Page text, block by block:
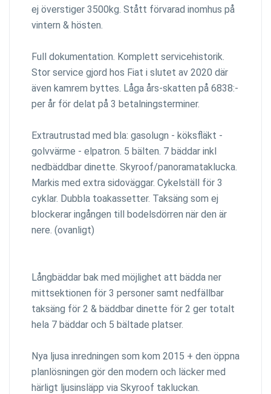
ej överstiger 3500kg. Stått förvarad inomhus på
vintern & hösten.
Full dokumentation. Komplett servicehistorik.
Stor service gjord hos Fiat i slutet av 2020 där
även kamrem byttes. Låga års-skatten på 6838:-
per år för delat på 3 betalningsterminer.
Extrautrustad med bla: gasolugn - köksfläkt -
golvvärme - elpatron. 5 bälten. 7 bäddar inkl
nedbäddbar dinette. Skyroof/panoramataklucka.
Markis med extra sidoväggar. Cykelställ för 3
cyklar. Dubbla toakassetter. Taksäng som ej
blockerar ingången till bodelsdörren när den är
nere. (ovanligt)
Långbäddar bak med möjlighet att bädda ner
mittsektionen för 3 personer samt nedfällbar
taksäng för 2 & bäddbar dinette för 2 ger totalt
hela 7 bäddar och 5 bältade platser.
Nya ljusa inredningen som kom 2015 + den öppna
planlösningen gör den modern och läcker med
härligt ljusinsläpp via Skyroof takluckan.